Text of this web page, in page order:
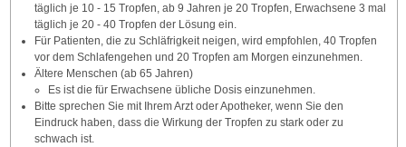
täglich je 10 - 15 Tropfen, ab 9 Jahren je 20 Tropfen, Erwachsene 3 mal
täglich je 20 - 40 Tropfen der Lösung ein.
Für Patienten, die zu Schläfrigkeit neigen, wird empfohlen, 40 Tropfen
vor dem Schlafengehen und 20 Tropfen am Morgen einzunehmen.
Ältere Menschen (ab 65 Jahren)
Es ist die für Erwachsene übliche Dosis einzunehmen.
Bitte sprechen Sie mit Ihrem Arzt oder Apotheker, wenn Sie den
Eindruck haben, dass die Wirkung der Tropfen zu stark oder zu
schwach ist.